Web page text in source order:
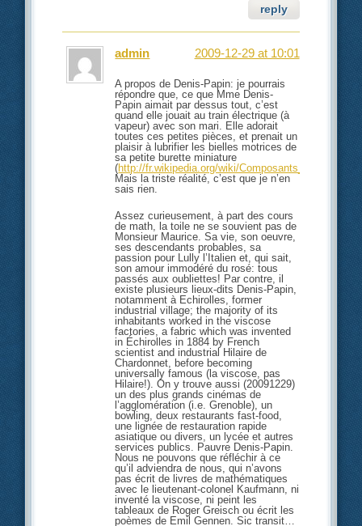
reply
admin 2009-12-29 at 10:01
A propos de Denis-Papin: je pourrais
répondre que, ce que Mme Denis-
Papin aimait par dessus tout, c’est
quand elle jouait au train électrique (à
vapeur) avec son mari. Elle adorait
toutes ces petites pièces, et prenait un
plaisir à lubrifier les bielles motrices de
sa petite burette miniature
(http://fr.wikipedia.org/wiki/
Mais la triste réalité, c’est que je n’en
sais rien.
Assez curieusement, à part des cours
de math, la toile ne se souvient pas de
Monsieur Maurice. Sa vie, son oeuvre,
ses descendants probables, sa
passion pour Lully l’Italien et, qui sait,
son amour immodéré du rosé: tous
passés aux oubliettes! Par contre, il
existe plusieurs lieux-dits Denis-Papin,
notamment à Echirolles, former
industrial village; the majority of its
inhabitants worked in the viscose
factories, a fabric which was invented
in Échirolles in 1884 by French
scientist and industrial Hilaire de
Chardonnet, before becoming
universally famous (la viscose, pas
Hilaire!). On y trouve aussi (20091229)
un des plus grands cinémas de
l’agglomération (i.e. Grenoble), un
bowling, deux restaurants fast-food,
une lignée de restauration rapide
asiatique ou divers, un lycée et autres
services publics. Pauvre Denis-Papin.
Nous ne pouvons que réfléchir à ce
qu’il adviendra de nous, qui n’avons
pas écrit de livres de mathématiques
avec le lieutenant-colonel Kaufmann, ni
inventé la viscose, ni peint les
tableaux de Roger Greisch ou écrit les
poèmes de Emil Gennen. Sic transit…